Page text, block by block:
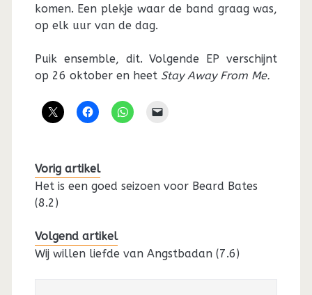
komen. Een plekje waar de band graag was,
op elk uur van de dag.
Puik ensemble, dit. Volgende EP verschijnt
op 26 oktober en heet Stay Away From Me.
Vorig artikel
Het is een goed seizoen voor Beard Bates
(8.2)
Volgend artikel
Wij willen liefde van Angstbadan (7.6)